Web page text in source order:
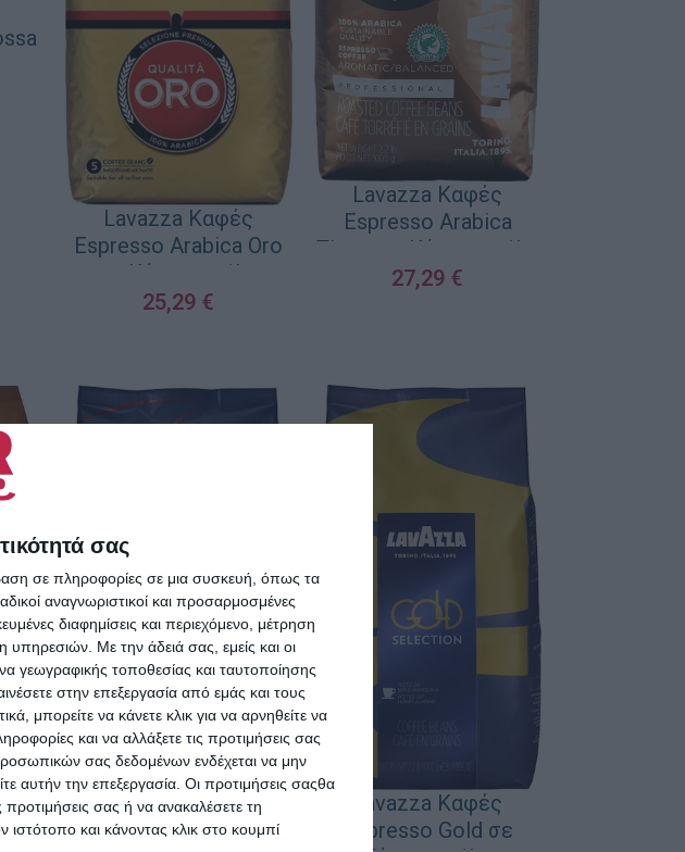
σας
σε πληροφορίες σε μια συσκευή, όπως τα
αναγνωριστικοί και προσαρμοσμένες
διαφημίσεις και περιεχόμενο, μέτρηση
υπηρεσιών. Με την άδειά σας, εμείς και οι
γεωγραφικής τοποθεσίας και ταυτοποίησης
στην επεξεργασία από εμάς και τους
μπορείτε να κάνετε κλικ για να αρνηθείτε να
και να αλλάξετε τις προτιμήσεις σας
σας δεδομένων ενδέχεται να μην
αυτήν την επεξεργασία. Οι προτιμήσεις σαςθα
σας ή να ανακαλέσετε τη
και κάνοντας κλικ στο κουμπί
Lavazza Καφές
Espresso Arabica Oro
σε Κόκκους 1kg
25,29 €
Lavazza Καφές
Espresso Arabica
Tierra σε Κόκκους 1kg
27,29 €
e
Lavazza Καφές
Espresso Crema e
Lavazza Καφές
Espresso Gold σε